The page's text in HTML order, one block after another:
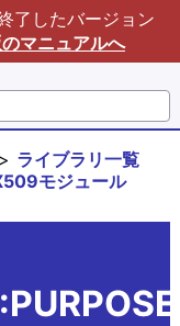
了したバージョン
マニュアルへ
ライブラリ一覧
モジュール